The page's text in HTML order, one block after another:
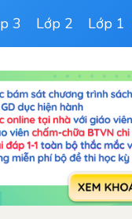
3 Lớp 2 Lớp 1